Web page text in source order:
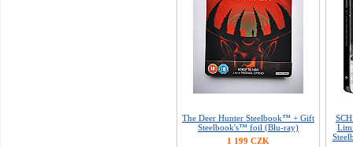
The Deer Hunter Steelbook™ + Gift
Steelbook's™ foil (Blu-ray)
1 199 CZK